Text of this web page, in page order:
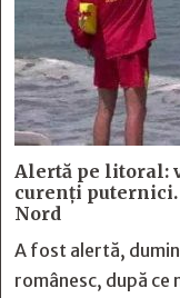
Alertă pe litoral:
curenți
Nord
A fost alertă,
românesc, după